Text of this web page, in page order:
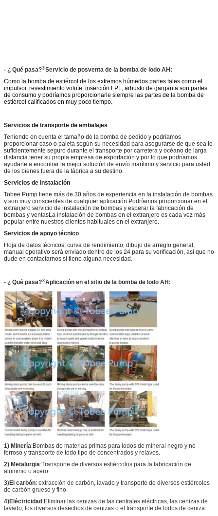
- ¿ Qué pasa?®Servicio de posventa de la bomba de lodo AH:
Como la bomba de estiércol de los extremos húmedos partes tales como el
impulsor, revestimiento volute, inserción FPL, arbusto de garganta son partes
de consumo y podríamos proporcionarle siempre las partes de la bomba de
estiércol calificados en muy poco tiempo.
Servicios de transporte de embalajes
Teniendo en cuenta el tamaño de la bomba de pedido y podríamos
proporcionar caso o paleta según su necesidad para asegurarse de que sea lo
suficientemente seguro durante el transporte por carretera y océano de larga
distancia.tener su propia empresa de exportación y por lo que podríamos
ayudarle a encontrar la mejor solución de envío marítimo y servicio para usted
de los bienes fuera de la fábrica a su destino.
Servicios de instalación
Tobee Pump tiene más de 30 años de experiencia en la instalación de bombas
y son muy conscientes de cualquier aplicación.Podríamos proporcionar en el
extranjero servicio de instalación de bombas y esperar la fabricación de
bombas y ventasLa instalación de bombas en el extranjero es cada vez más
popular entre nuestros clientes habituales en el extranjero.
Servicios de apoyo técnico
Hoja de datos técnicos, curva de rendimiento, dibujo de arreglo general,
manual operativo será enviado dentro de los 24 para su verificación, así que no
dude en contactarnos si tiene alguna necesidad.
- ¿ Qué pasa?®Aplicación en el sitio de la bomba de lodo AH:
1) Minería:Bombas de materias primas para lodos de mineral negro y no
ferroso y transporte de todo tipo de concentrados y relaves.
2) Metalurgia:Transporte de diversos estiércolos para la fabricación de
aluminio o acero.
3)El carbón: extracción de carbón, lavado y transporte de diversos estiércoles
de carbón grueso y fino.
4)Eléctricidad :Eliminar las cenizas de las centrales eléctricas, las cenizas de
lavado, los diversos desechos de cenizas o el transporte de lodos de ceniza.